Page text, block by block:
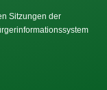
Sitzungen der